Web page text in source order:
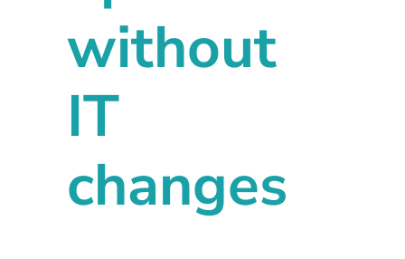
without
IT
changes